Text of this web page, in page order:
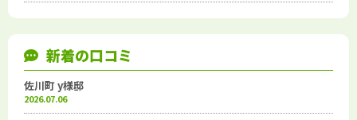
新着の口コミ
佐川町 y様邸
2026.07.06